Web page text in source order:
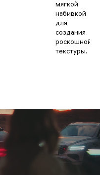
мягкой
набивкой
для
создания
роскошной
текстуры.